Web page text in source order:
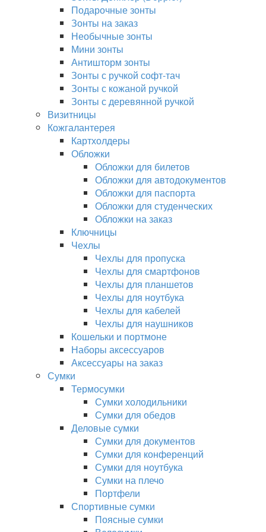
Подарочные зонты
Зонты на заказ
Необычные зонты
Мини зонты
Антишторм зонты
Зонты с ручкой софт-тач
Зонты с кожаной ручкой
Зонты с деревянной ручкой
Визитницы
Кожгалантерея
Картхолдеры
Обложки
Обложки для билетов
Обложки для автодокументов
Обложки для паспорта
Обложки для студенческих
Обложки на заказ
Ключницы
Чехлы
Чехлы для пропуска
Чехлы для смартфонов
Чехлы для планшетов
Чехлы для ноутбука
Чехлы для кабелей
Чехлы для наушников
Кошельки и портмоне
Наборы аксессуаров
Аксессуары на заказ
Сумки
Термосумки
Сумки холодильники
Сумки для обедов
Деловые сумки
Сумки для документов
Сумки для конференций
Сумки для ноутбука
Сумки на плечо
Портфели
Спортивные сумки
Поясные сумки